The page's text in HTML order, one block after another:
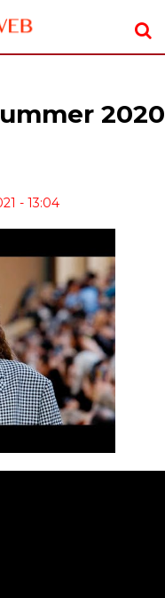
2020
- 13:04